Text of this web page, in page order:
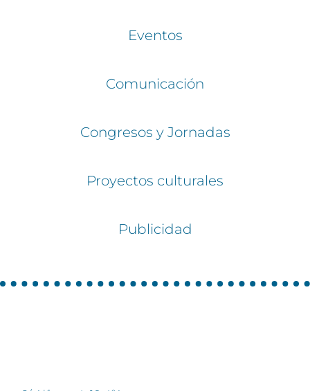
Eventos
Comunicación
Congresos y Jornadas
Proyectos culturales
Publicidad